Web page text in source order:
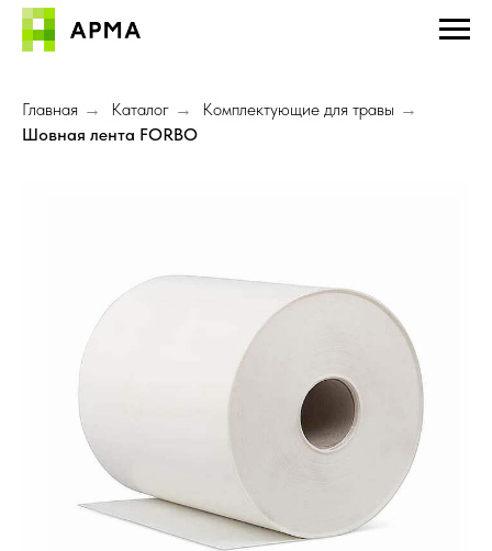
Главная → Каталог → Комплектующие для травы →
Шовная лента FORBO